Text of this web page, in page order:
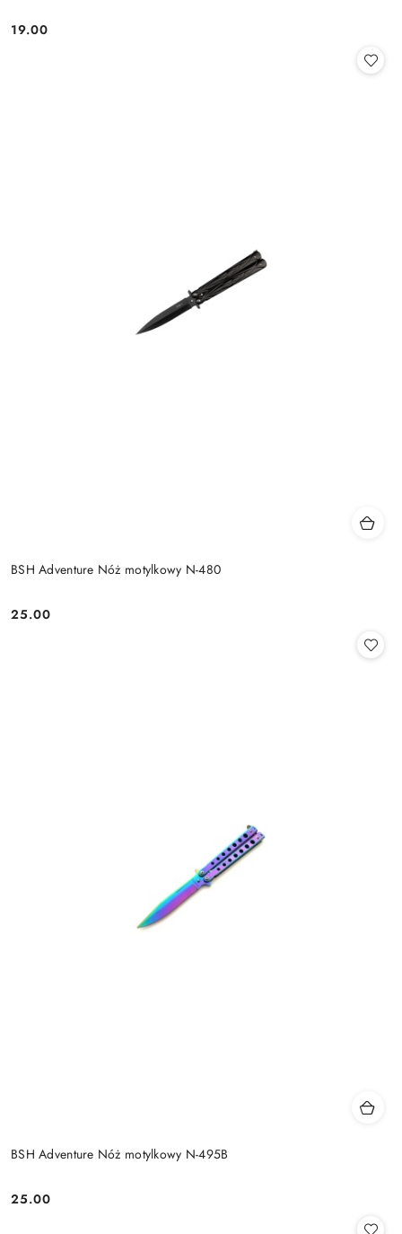
Cena:
19.00
BSH Adventure Nóż motylkowy N-480
Cena:
25.00
BSH Adventure Nóż motylkowy N-495B
Cena:
25.00